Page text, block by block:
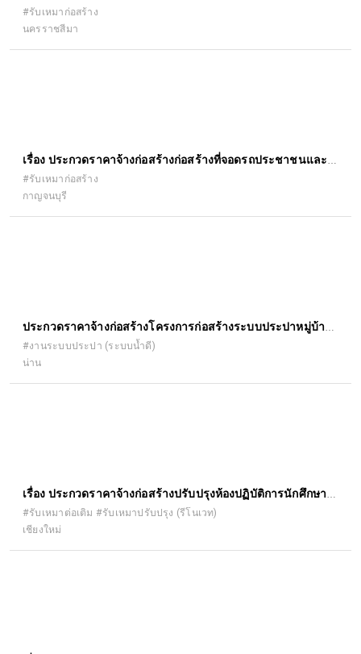
ก่อสร้างประกอบ
#รับเหมาก่อสร้าง
นครราชสีมา
เรื่อง ประกวดราคาจ้างก่อสร้างก่อสร้างที่จอดรถประชาชนและ
คนพิการ สำนักงานที่ดินจังหวัดกาญจนบุรี ด้วยวิธีประกวดราคา
อิเล็กทรอนิกส์ (e-bidding)
#รับเหมาก่อสร้าง
กาญจนบุรี
ประกวดราคาจ้างก่อสร้างโครงการก่อสร้างระบบประปาหมู่บ้าน
พลังงานแสงอาทิตย์ บ้านศรีนาป่าน หมู่ที่ ๑ ตำบลเรือง อำเภอ
เมืองน่าน จังหวัดน่าน ปริมาณงาน ดังนี้ ๑.๑ โครงเหล็กหอถังสูง
๑.๒ ถังกรอง สนิมเหล็ก ๑.๓ โรงควบคุมระบบไฟฟ้า ๑.๔ งานเจาะ
#งานระบบประปา (ระบบน้ำดี)
น่าน
เรื่อง ประกวดราคาจ้างก่อสร้างปรับปรุงห้องปฏิบัติการนักศึกษา
บัณฑิตศึกษา อาคาร ๕ ชั้น ๓ คณะ เภสัชศาสตร์ ด้วยวิธีประกวด
ราคาอิเล็กทรอนิกส์ (e-bidding)
#รับเหมาต่อเติม #รับเหมาปรับปรุง (รีโนเวท)
เชียงใหม่